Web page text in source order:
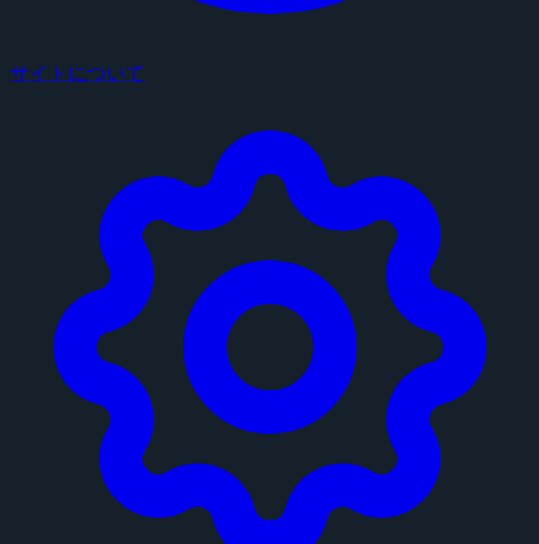
サイトについて